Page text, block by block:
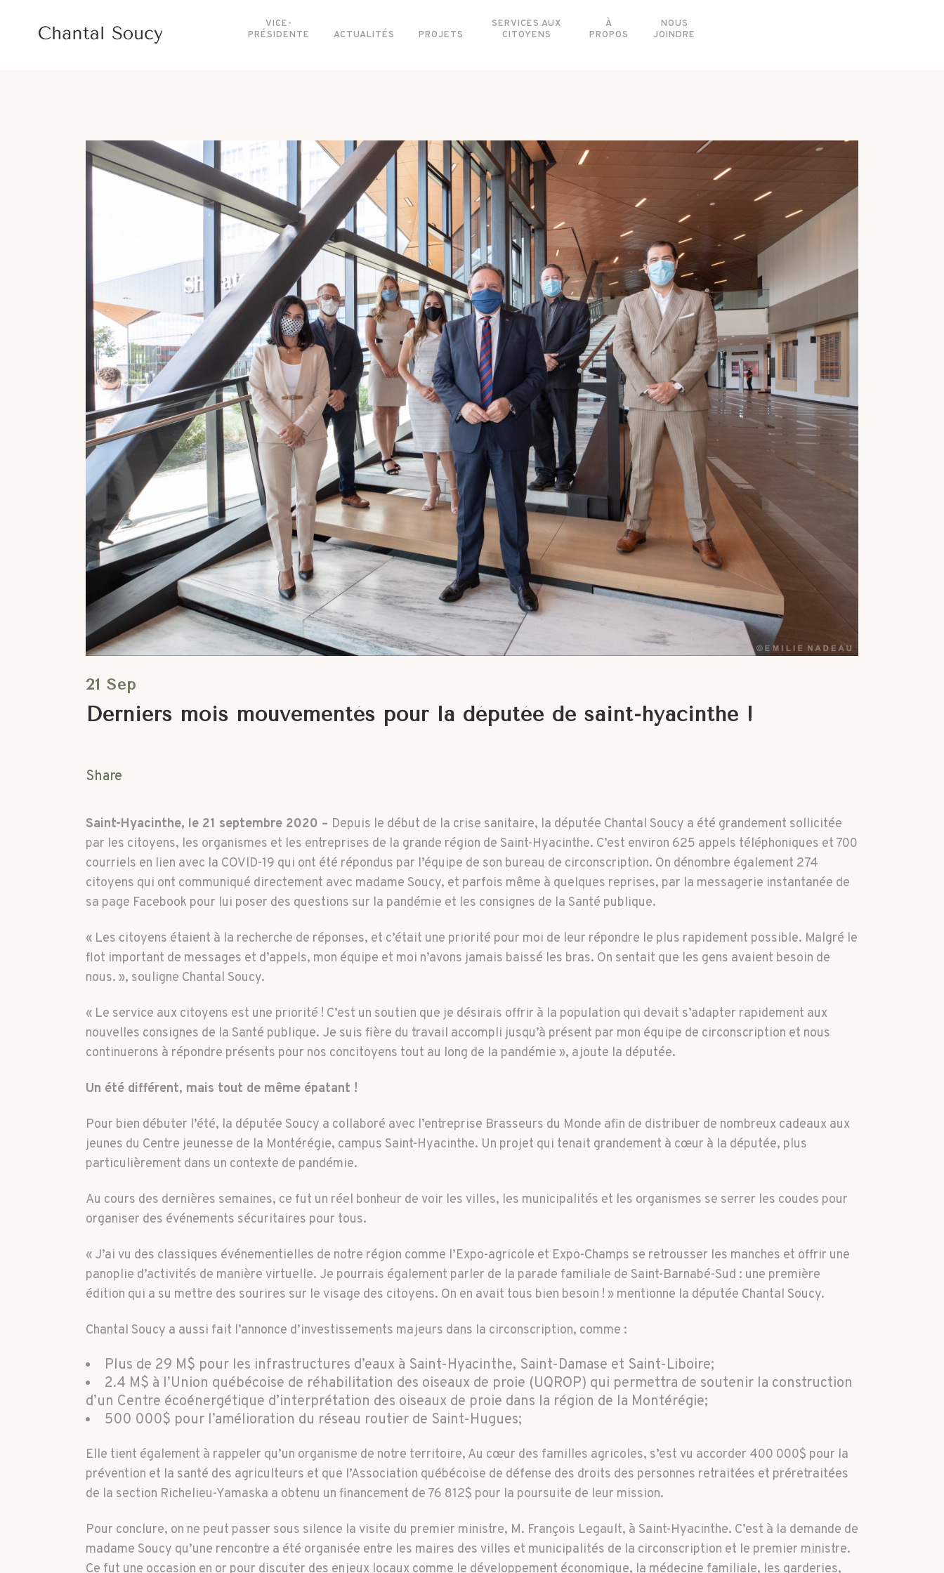
VICE-
PRÉSIDENTE
ACTUALITÉS PROJETS
SERVICES AUX
CITOYENS
À
PROPOS
NOUS
JOINDRE
21 Sep
Derniers mois mouvementés pour la députée de saint-hyacinthe !
Share
Saint-Hyacinthe, le 21 septembre 2020 – Depuis le début de la crise sanitaire, la députée Chantal Soucy a été grandement sollicitée
par les citoyens, les organismes et les entreprises de la grande région de Saint-Hyacinthe. C’est environ 625 appels téléphoniques et 700
courriels en lien avec la COVID-19 qui ont été répondus par l’équipe de son bureau de circonscription. On dénombre également 274
citoyens qui ont communiqué directement avec madame Soucy, et parfois même à quelques reprises, par la messagerie instantanée de
sa page Facebook pour lui poser des questions sur la pandémie et les consignes de la Santé publique.
« Les citoyens étaient à la recherche de réponses, et c’était une priorité pour moi de leur répondre le plus rapidement possible. Malgré le
flot important de messages et d’appels, mon équipe et moi n’avons jamais baissé les bras. On sentait que les gens avaient besoin de
nous. », souligne Chantal Soucy.
« Le service aux citoyens est une priorité ! C’est un soutien que je désirais offrir à la population qui devait s’adapter rapidement aux
nouvelles consignes de la Santé publique. Je suis fière du travail accompli jusqu’à présent par mon équipe de circonscription et nous
continuerons à répondre présents pour nos concitoyens tout au long de la pandémie », ajoute la députée.
Un été différent, mais tout de même épatant !
Pour bien débuter l’été, la députée Soucy a collaboré avec l’entreprise Brasseurs du Monde afin de distribuer de nombreux cadeaux aux
jeunes du Centre jeunesse de la Montérégie, campus Saint-Hyacinthe. Un projet qui tenait grandement à cœur à la députée, plus
particulièrement dans un contexte de pandémie.
Au cours des dernières semaines, ce fut un réel bonheur de voir les villes, les municipalités et les organismes se serrer les coudes pour
organiser des événements sécuritaires pour tous.
« J’ai vu des classiques événementielles de notre région comme l’Expo-agricole et Expo-Champs se retrousser les manches et offrir une
panoplie d’activités de manière virtuelle. Je pourrais également parler de la parade familiale de Saint-Barnabé-Sud : une première
édition qui a su mettre des sourires sur le visage des citoyens. On en avait tous bien besoin ! » mentionne la députée Chantal Soucy.
Chantal Soucy a aussi fait l’annonce d’investissements majeurs dans la circonscription, comme :
Plus de 29 M$ pour les infrastructures d’eaux à Saint-Hyacinthe, Saint-Damase et Saint-Liboire;
2.4 M$ à l’Union québécoise de réhabilitation des oiseaux de proie (UQROP) qui permettra de soutenir la construction
d’un Centre écoénergétique d’interprétation des oiseaux de proie dans la région de la Montérégie;
500 000$ pour l’amélioration du réseau routier de Saint-Hugues;
Elle tient également à rappeler qu’un organisme de notre territoire, Au cœur des familles agricoles, s’est vu accorder 400 000$ pour la
prévention et la santé des agriculteurs et que l’Association québécoise de défense des droits des personnes retraitées et préretraitées
de la section Richelieu-Yamaska a obtenu un financement de 76 812$ pour la poursuite de leur mission.
Pour conclure, on ne peut passer sous silence la visite du premier ministre, M. François Legault, à Saint-Hyacinthe. C’est à la demande de
madame Soucy qu’une rencontre a été organisée entre les maires des villes et municipalités de la circonscription et le premier ministre.
Ce fut une occasion en or pour discuter des enjeux locaux comme le développement économique, la médecine familiale, les garderies,